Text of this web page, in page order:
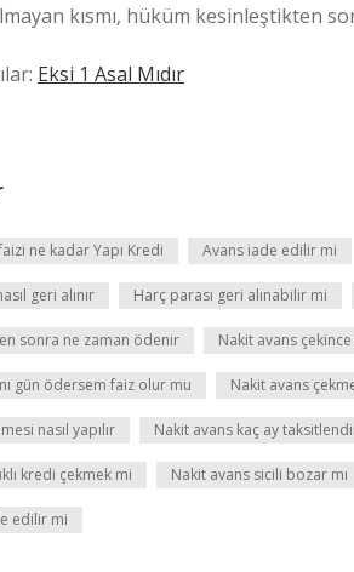
kısmı, hüküm kesinleştikten
Eksi 1 Asal Mıdır
ne kadar Yapı Kredi Avans iade edilir mi
geri alınır Harç parası geri alınabilir mi
sonra ne zaman ödenir Nakit avans
gün ödersem faiz olur mu Nakit avans
nasıl yapılır Nakit avans kaç ay
kredi çekmek mi Nakit avans sicili bozar mı
edilir mi